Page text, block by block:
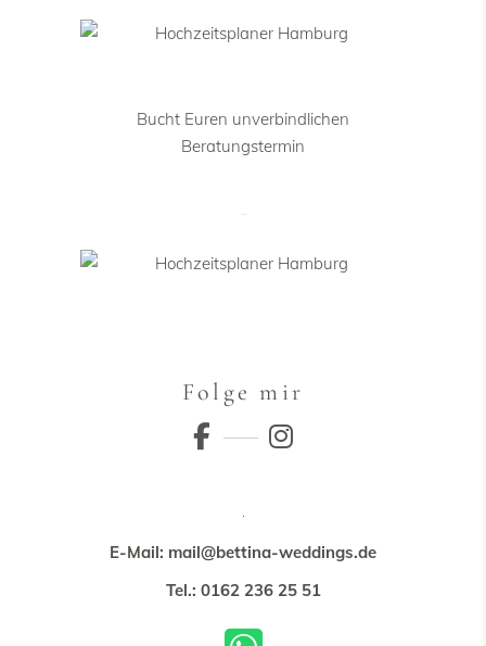
Bucht Euren unverbindlichen
Beratungstermin
Folge mir
E-Mail: mail@bettina-weddings.de
Tel.: 0162 236 25 51